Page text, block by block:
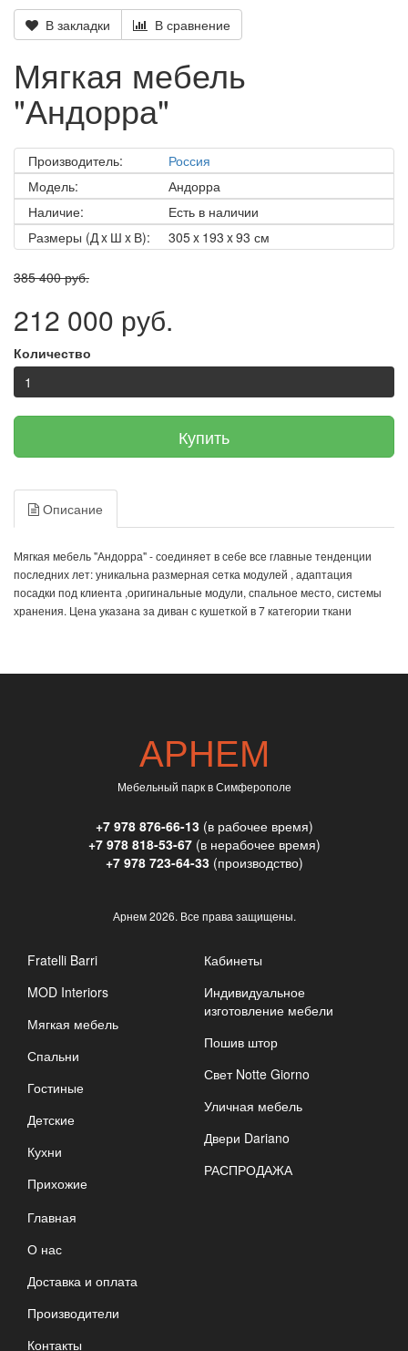
В закладки В сравнение
Мягкая мебель
"Андорра"
Производитель:
Россия
Модель:
Андорра
Наличие:
Есть в наличии
Размеры (Д x Ш x В):
305 x 193 x 93 см
385 400 руб.
212 000 руб.
Количество
Купить
Описание
Мягкая мебель "Андорра" - соединяет в себе все главные тенденции
последних лет: уникальна размерная сетка модулей , адаптация
посадки под клиента ,оригинальные модули, спальное место, системы
хранения. Цена указана за диван с кушеткой в 7 категории ткани
АРНЕМ
Мебельный парк в Симферополе
+7 978 876-66-13(в рабочее время)
+7 978 818-53-67(в нерабочее время)
+7 978 723-64-33(производство)
Арнем2026. Все права защищены.
Fratelli Barri
MOD Interiors
Мягкая мебель
Спальни
Гостиные
Детские
Кухни
Прихожие
Кабинеты
Индивидуальное
изготовление мебели
Пошив штор
Свет Notte Giorno
Уличная мебель
Двери Dariano
РАСПРОДАЖА
Главная
О нас
Доставка и оплата
Производители
Контакты